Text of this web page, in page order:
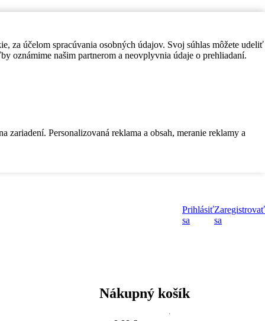
za účelom spracúvania osobných údajov. Svoj súhlas môžete udeliť
oznámime našim partnerom a neovplyvnia údaje o prehliadaní.
Personalizovaná reklama a obsah, meranie reklamy a
Prihlásiť
sa
Zaregistrovať
sa
Nákupný košík